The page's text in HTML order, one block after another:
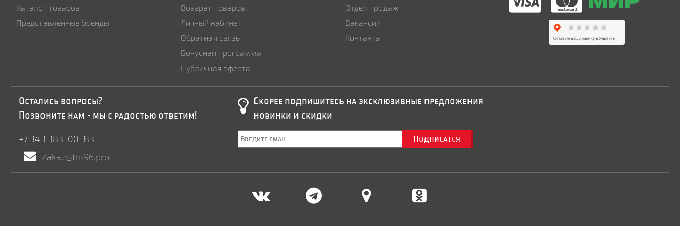
Каталог товаров
Представленные бренды
Возврат товаров
Личный кабинет
Обратная связь
Бонусная программа
Публичная оферта
Отдел продаж
Вакансии
Контакты
Остались вопросы?
Позвоните нам - мы с радостью ответим!
+7 343 383-00-83
Zakaz@tm96.pro
Скорее подпишитесь на эксклюзивные предложения
новинки и скидки
Подписатся